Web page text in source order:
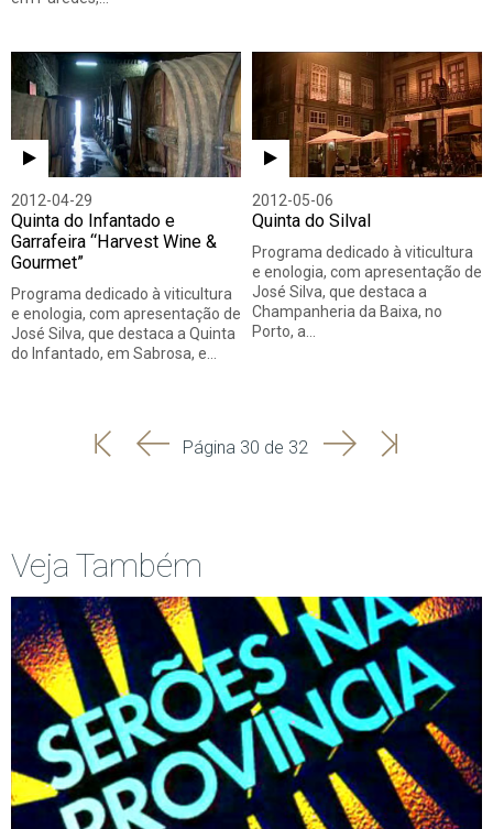
2012-04-29
Quinta do Infantado e
Garrafeira “Harvest Wine &
Gourmet”
Programa dedicado à viticultura
e enologia, com apresentação de
José Silva, que destaca a Quinta
do Infantado, em Sabrosa, e…
2012-05-06
Quinta do Silval
Programa dedicado à viticultura
e enologia, com apresentação de
José Silva, que destaca a
Champanheria da Baixa, no
Porto, a…
'
'
Página 30 de 32 SeguinteÚltima
Veja Também